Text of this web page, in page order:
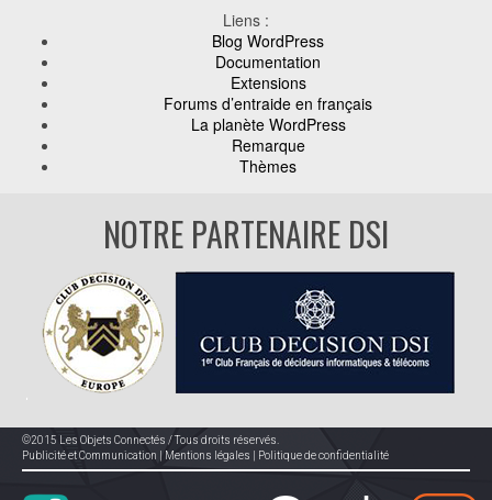
Liens :
Blog WordPress
Documentation
Extensions
Forums d’entraide en français
La planète WordPress
Remarque
Thèmes
NOTRE PARTENAIRE DSI
©2015 Les Objets Connectés / Tous droits réservés.
Publicité et Communication
Mentions légales Politique de confidentialité